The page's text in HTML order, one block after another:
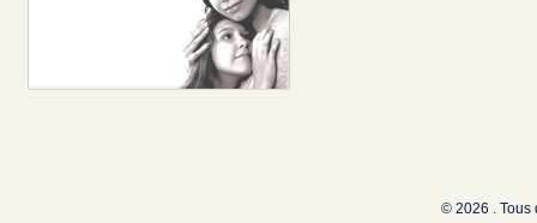
© 2026 . Tous